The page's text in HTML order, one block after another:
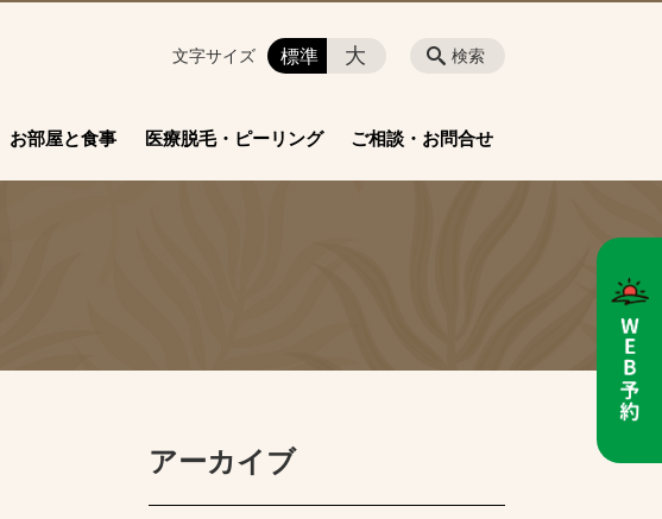
お部屋と食事 医療脱毛・ピーリング ご相談・お問合せ
検索
文字サイズ 標準 大
アーカイブ